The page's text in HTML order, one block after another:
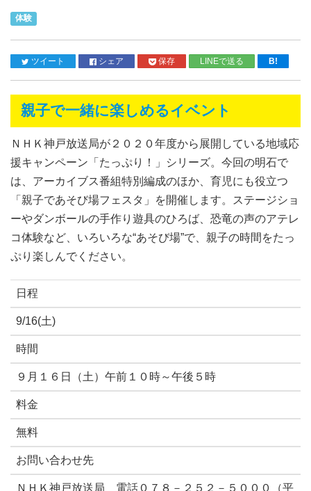
体験
ツイート シェア 保存 LINEで送る B!
親子で一緒に楽しめるイベント
ＮＨＫ神戸放送局が２０２０年度から展開している地域応
援キャンペーン「たっぷり！」シリーズ。今回の明石で
は、アーカイブス番組特別編成のほか、育児にも役立つ
「親子であそび場フェスタ」を開催します。ステージショ
ーやダンボールの手作り遊具のひろば、恐竜の声のアテレ
コ体験など、いろいろな“あそび場”で、親子の時間をたっ
ぷり楽しんでください。
日程
9/16(土)
時間
９月１６日（土）午前１０時～午後５時
料金
無料
お問い合わせ先
ＮＨＫ神戸放送局 電話０７８－２５２－５０００（平